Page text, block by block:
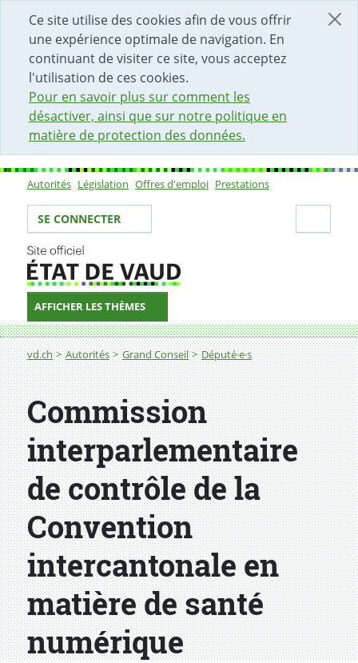
Ce site utilise des cookies afin de vous offrir
une expérience optimale de navigation. En
continuant de visiter ce site, vous acceptez
l'utilisation de ces cookies.
Pour en savoir plus sur comment les
désactiver, ainsi que sur notre politique en
matière de protection des données.
DÉBUT DU CONTENU DE LA PAGE
ACCÈS AU CHAMP DE RECHERCHE
PAGE D'ACCUEIL
FORMULAIRE DE CONTACT
Sous-navigation
Autorités Législation Offres d'emploi Prestations
Votre identité
SE CONNECTER
AFFICHER LES THÈMES
Fil d'Ariane
vd.ch Autorités Grand Conseil Député·e·s
Commission
interparlementaire
de contrôle de la
Convention
intercantonale en
matière de santé
numérique